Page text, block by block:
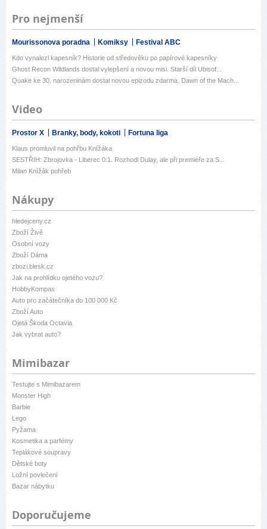
Pro nejmenší
Mourissonova poradna Komiksy Festival ABC
Kdo vynalezl kapesník? Historie od středověku po papírové kapesníky
Ghost Recon Wildlands dostal vylepšení a novou misi. Starší díl Ubisof...
Quake ke 30. narozeninám dostal novou epizodu zdarma. Dawn of the Mach...
Video
Prostor X Branky, body, kokoti Fortuna liga
Klaus promluvil na pohřbu Knížáka
SESTŘIH: Zbrojovka - Liberec 0:1. Rozhodl Dulay, ale při premiéře za S...
Milan Knížák pohřeb
Nákupy
hledejceny.cz
Zboží Živě
Osobní vozy
Zboží Dáma
zbozi.blesk.cz
Jak na prohlídku ojetého vozu?
HobbyKompas
Auto pro začátečníka do 100 000 Kč
Zboží Auto
Ojetá Škoda Octavia
Jak vybrat auto?
Mimibazar
Testujte s Mimibazarem
Monster High
Barbie
Lego
Pyžama
Kosmetika a parfémy
Teplákové soupravy
Dětské boty
Ložní povlečení
Bazar nábytku
Doporučujeme